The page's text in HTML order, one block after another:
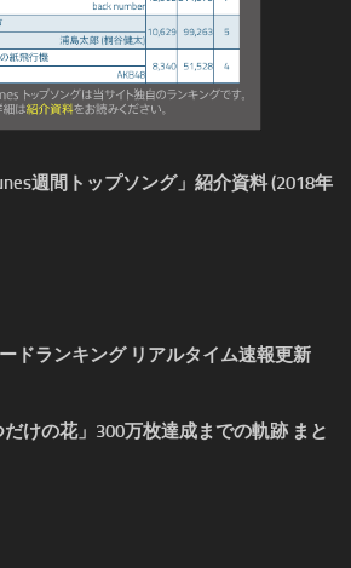
週間トップソング」紹介資料 (2018年
ドランキング リアルタイム速報更新
けの花」300万枚達成までの軌跡 まと